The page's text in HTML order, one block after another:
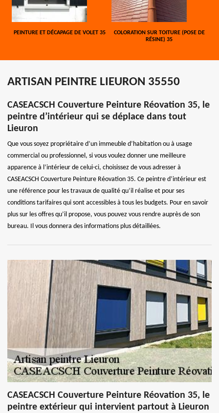
PEINTURE ET DÉCAPAGE DE VOLET 35
COLORATION SUR TOITURE (POSE DE
RÉSINE) 35
ARTISAN PEINTRE LIEURON 35550
CASEACSCH Couverture Peinture Réovation 35, le
peintre d’intérieur qui se déplace dans tout
Lieuron
Que vous soyez propriétaire d’un immeuble d’habitation ou à usage
commercial ou professionnel, si vous voulez donner une meilleure
apparence à l’intérieur de celui-ci, choisissez de vous adresser à
CASEACSCH Couverture Peinture Réovation 35. Ce peintre d’intérieur est
une référence pour les travaux de qualité qu’il réalise et pour ses
conditions tarifaires qui sont accessibles à tous les budgets. Pour en savoir
plus sur les offres qu’il propose, vous pouvez vous rendre auprès de son
bureau. Il vous donnera des informations plus détaillées.
CASEACSCH Couverture Peinture Réovation 35, le
peintre extérieur qui intervient partout à Lieuron